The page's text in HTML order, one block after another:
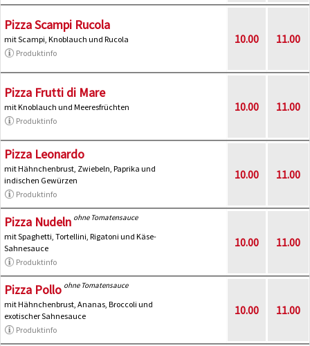
Pizza Scampi Rucola
mit Scampi, Knoblauch und Rucola
Produktinfo
10.00 11.00
Pizza Frutti di Mare
mit Knoblauch und Meeresfrüchten
Produktinfo
10.00 11.00
Pizza Leonardo
mit Hähnchenbrust, Zwiebeln, Paprika und
indischen Gewürzen
Produktinfo
10.00 11.00
Pizza Nudeln ohne Tomatensauce
mit Spaghetti, Tortellini, Rigatoni und Käse-
Sahnesauce
Produktinfo
10.00 11.00
Pizza Pollo ohne Tomatensauce
mit Hähnchenbrust, Ananas, Broccoli und
exotischer Sahnesauce
Produktinfo
10.00 11.00